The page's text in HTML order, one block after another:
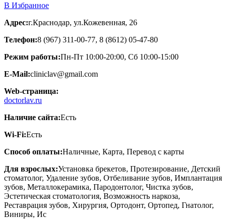
В Избранное
Адрес:г.Краснодар, ул.Кожевенная, 26
Телефон:8 (967) 311-00-77, 8 (8612) 05-47-80
Режим работы:Пн-Пт 10:00-20:00, Сб 10:00-15:00
E-Mail:cliniclav@gmail.com
Web-страница:
doctorlav.ru
Наличие сайта:Есть
Wi-Fi:Есть
Способ оплаты:Наличные, Карта, Перевод с карты
Для взрослых:Установка брекетов, Протезирование, Детский
стоматолог, Удаление зубов, Отбеливание зубов, Имплантация
зубов, Металлокерамика, Пародонтолог, Чистка зубов,
Эстетическая стоматология, Возможность наркоза,
Реставрация зубов, Хирургия, Ортодонт, Ортопед, Гнатолог,
Виниры, Ис